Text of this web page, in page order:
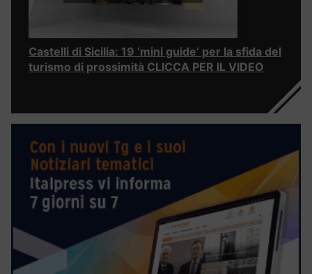
Castelli di Sicilia: 19 ‘mini guide’ per la sfida del
turismo di prossimità CLICCA PER IL VIDEO